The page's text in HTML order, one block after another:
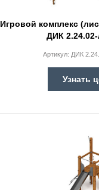
Игровой комплекс
ДИК
Артикул: ДИК
Узнать